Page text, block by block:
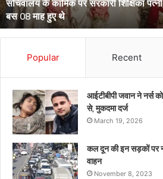
हत्या
का
आरोप,
शादी
08
बस 08 माह हुए थे
Popular Recent
आईटीबीपी जवान ने नर्स
से, मुकदमा दर्ज
March 19, 2026
कल दून की इन सड़कों पर
वाहन
November 8, 2023